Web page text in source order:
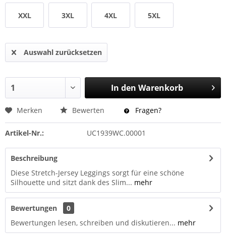
XXL 3XL 4XL 5XL
Auswahl zurücksetzen
In den Warenkorb
Merken Bewerten Fragen?
Artikel-Nr.: UC1939WC.00001
Beschreibung
Diese Stretch-Jersey Leggings sorgt für eine schöne
Silhouette und sitzt dank des Slim... mehr
Bewertungen
0
Bewertungen lesen, schreiben und diskutieren... mehr